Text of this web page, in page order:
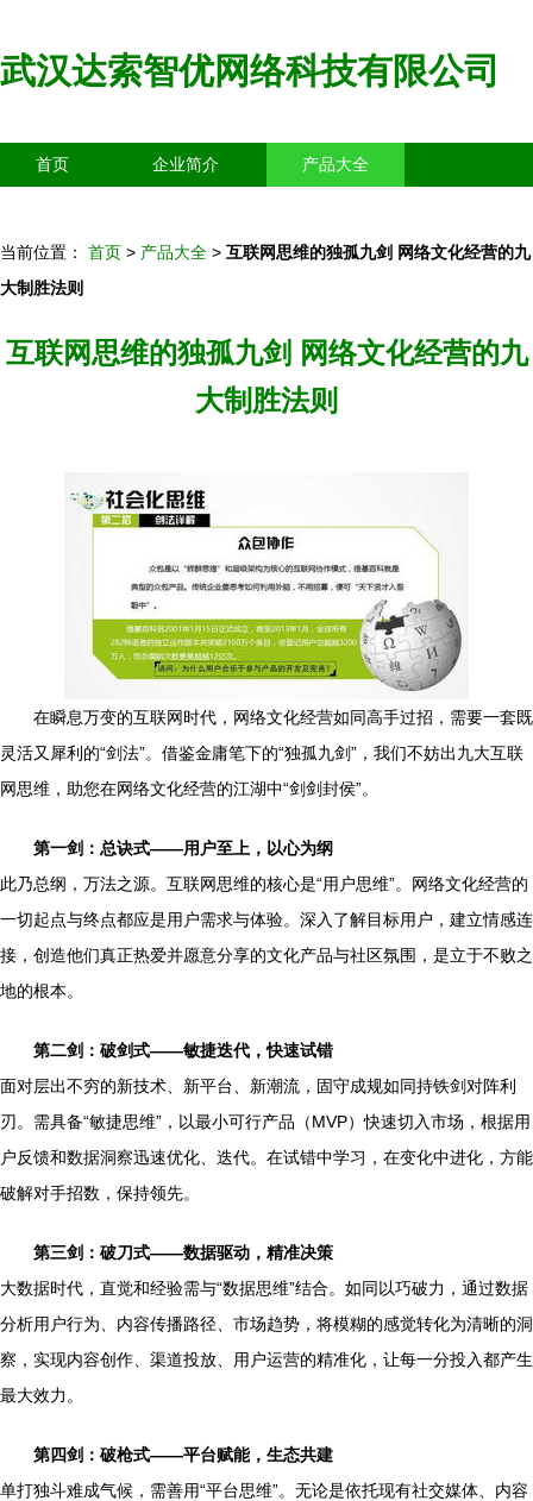
武汉达索智优网络科技有限公司
首页 企业简介 产品大全
当前位置： 首页 > 产品大全 > 互联网思维的独孤九剑 网络文化经营的九
大制胜法则
互联网思维的独孤九剑 网络文化经营的九
大制胜法则
在瞬息万变的互联网时代，网络文化经营如同高手过招，需要一套既
灵活又犀利的“剑法”。借鉴金庸笔下的“独孤九剑”，我们不妨出九大互联
网思维，助您在网络文化经营的江湖中“剑剑封侯”。
第一剑：总诀式——用户至上，以心为纲
此乃总纲，万法之源。互联网思维的核心是“用户思维”。网络文化经营的
一切起点与终点都应是用户需求与体验。深入了解目标用户，建立情感连
接，创造他们真正热爱并愿意分享的文化产品与社区氛围，是立于不败之
地的根本。
第二剑：破剑式——敏捷迭代，快速试错
面对层出不穷的新技术、新平台、新潮流，固守成规如同持铁剑对阵利
刃。需具备“敏捷思维”，以最小可行产品（MVP）快速切入市场，根据用
户反馈和数据洞察迅速优化、迭代。在试错中学习，在变化中进化，方能
破解对手招数，保持领先。
第三剑：破刀式——数据驱动，精准决策
大数据时代，直觉和经验需与“数据思维”结合。如同以巧破力，通过数据
分析用户行为、内容传播路径、市场趋势，将模糊的感觉转化为清晰的洞
察，实现内容创作、渠道投放、用户运营的精准化，让每一分投入都产生
最大效力。
第四剑：破枪式——平台赋能，生态共建
单打独斗难成气候，需善用“平台思维”。无论是依托现有社交媒体、内容